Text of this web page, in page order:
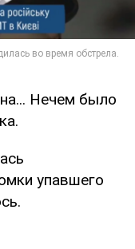
Нечем было
упавшего